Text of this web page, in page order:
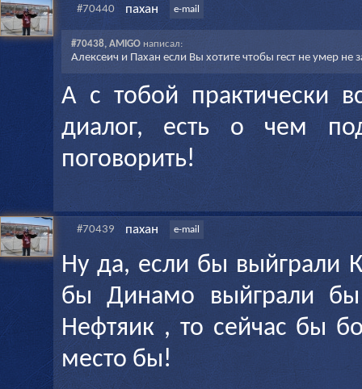
#70440 пахан e-mail
#70438, AMIGOнаписал:
Алексеич и Пахан если Вы хотите чтобы гест не умер не
А с тобой практически
диалог, есть о чем
поговорить!
#70439 пахан e-mail
Ну да, если бы выйграли
бы Динамо выйграли
Нефтяик , то сейчас бы
место бы!